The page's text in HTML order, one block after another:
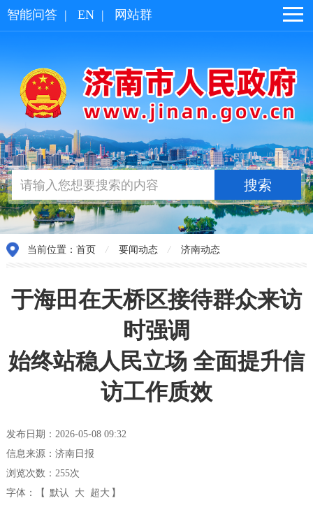
智能问答 | EN | 网站群
当前位置： 首页 / 要闻动态 / 济南动态
于海田在天桥区接待群众来访
时强调
始终站稳人民立场 全面提升信
访工作质效
发布日期：2026-05-08 09:32
信息来源：济南日报
浏览次数： 255次
字体：【 默认 大 超大 】